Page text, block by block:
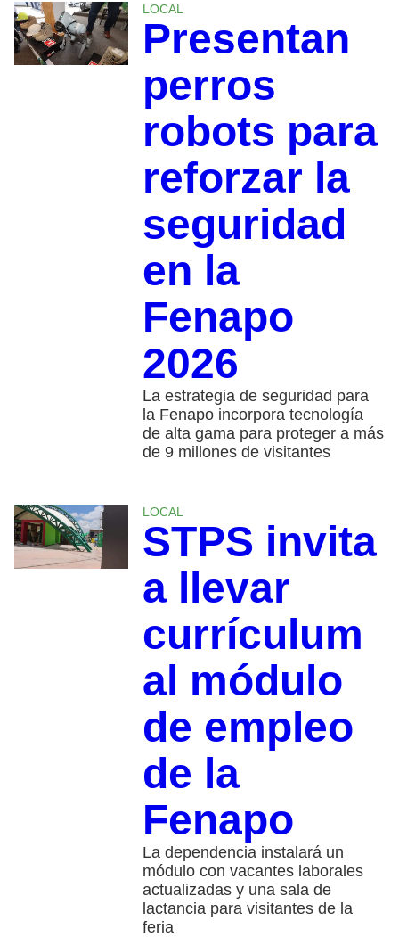
LOCAL
Presentan
perros
robots para
reforzar la
seguridad
en la
Fenapo
2026
La estrategia de seguridad para
la Fenapo incorpora tecnología
de alta gama para proteger a más
de 9 millones de visitantes
LOCAL
STPS invita
a llevar
currículum
al módulo
de empleo
de la
Fenapo
La dependencia instalará un
módulo con vacantes laborales
actualizadas y una sala de
lactancia para visitantes de la
feria